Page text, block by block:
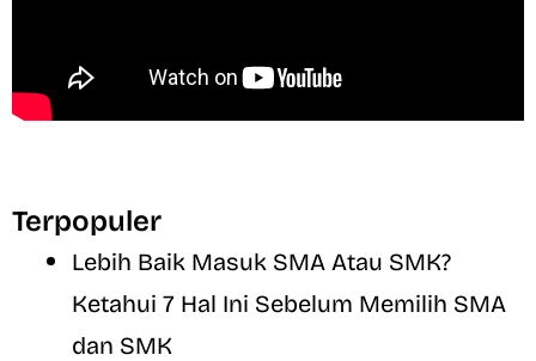
Terpopuler
Lebih Baik Masuk SMA Atau SMK?
Ketahui 7 Hal Ini Sebelum Memilih SMA
dan SMK